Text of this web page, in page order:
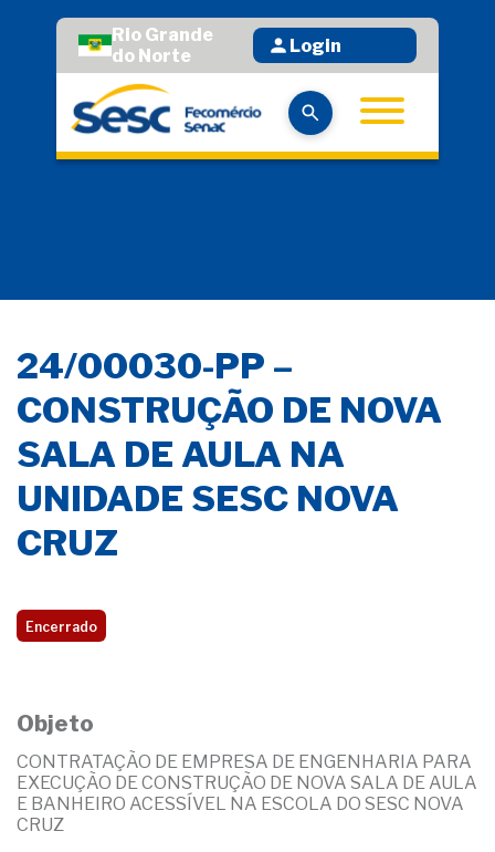
Rio Grande
do Norte
Login
24/00030-PP –
CONSTRUÇÃO DE NOVA
SALA DE AULA NA
UNIDADE SESC NOVA
CRUZ
Encerrado
Objeto
CONTRATAÇÃO DE EMPRESA DE ENGENHARIA PARA
EXECUÇÃO DE CONSTRUÇÃO DE NOVA SALA DE AULA
E BANHEIRO ACESSÍVEL NA ESCOLA DO SESC NOVA
CRUZ